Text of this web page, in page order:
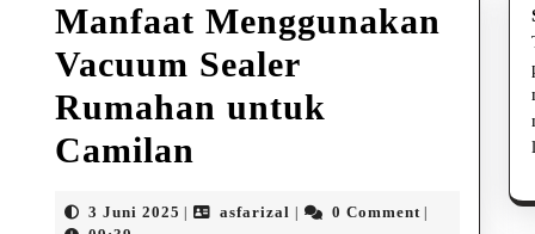
Manfaat Menggunakan
Vacuum Sealer
Rumahan untuk
Camilan
3 Juni 2025 3
asfarizal asfarizal0 Comment